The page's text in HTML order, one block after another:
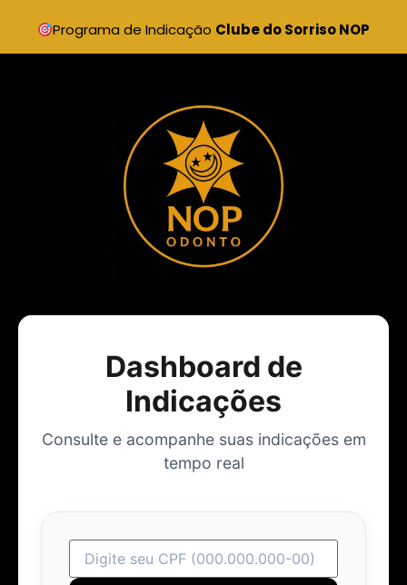
Programa de Indicação Clube do Sorriso NOP
Dashboard de
Indicações
Consulte e acompanhe suas indicações em
tempo real